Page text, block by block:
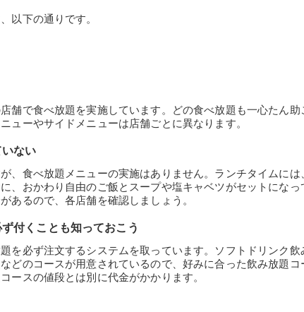
以下の通りです。
舗で食べ放題を実施しています。どの食べ放題も一心たん助
ューやサイドメニューは店舗ごとに異なります。
ない
、食べ放題メニューの実施はありません。ランチタイムには
、おかわり自由のご飯とスープや塩キャベツがセットになっ
あるので、各店舗を確認しましょう。
付くことも知っておこう
を必ず注文するシステムを取っています。ソフトドリンク飲
どのコースが用意されているので、好みに合った飲み放題コ
ースの値段とは別に代金がかかります。